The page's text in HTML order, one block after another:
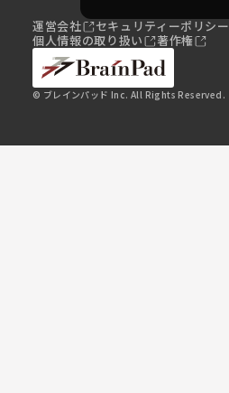
運営会社 セキュリティーポリシー
個人情報の取り扱い
著作権
© ブレインパッド Inc. All Rights Reserved.